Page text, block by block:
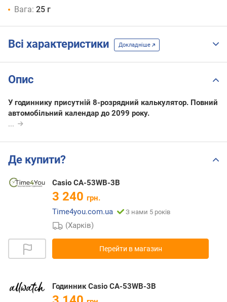
Вага: 25 г
Всі характеристики Докладніше
Опис
У годиннику присутній 8-розрядний калькулятор. Повний
автомобільний календар до 2099 року.
...
Де купити?
Casio CA-53WB-3B
3 240 грн.
Time4you.com.ua
З нами 5 років
(Харків)
Перейти в магазин
Годинник Casio CA-53WB-3B